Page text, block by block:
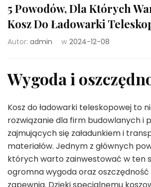
5 Powodów, Dla Których
Kosz Do Ładowarki
Autor: admin w 2024-12-08
Wygoda i
Kosz do ładowarki teleskopowej to
rozwiązanie dla firm budowlanych i
zajmujących się załadunkiem i
materiałów. Jednym z głównych
których warto zainwestować w ten
ogromna wygoda oraz oszczędność